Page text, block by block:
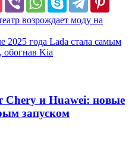
возрождает моду на
2025 года Lada стала самым
обогнав Kia
Chery и Huawei: новые
запуском